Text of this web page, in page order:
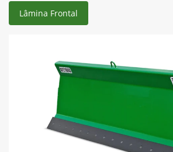
Lâmina Frontal